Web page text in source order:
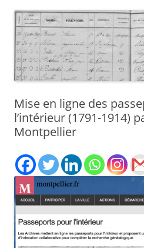
Mise en ligne des
l’intérieur (1791-1914)
Montpellier